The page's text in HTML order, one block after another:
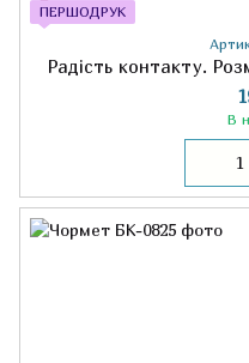
ПЕРШОДРУК
Радість контакту.
В